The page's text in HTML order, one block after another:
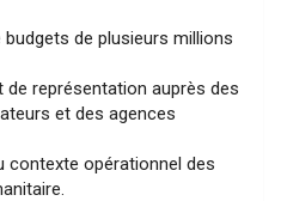
de plusieurs millions
de représentation auprès des
et des agences
contexte opérationnel des